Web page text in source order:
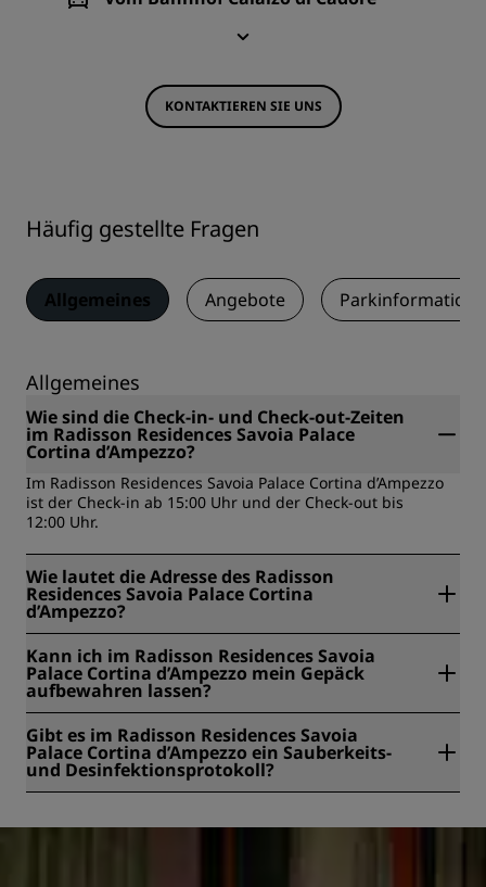
KONTAKTIEREN SIE UNS
Häufig gestellte Fragen
Allgemeines Angebote
Allgemeines
Wie sind die Check-in- und Check-out-Zeiten
im Radisson Residences Savoia Palace
Cortina d’Ampezzo?
Im Radisson Residences Savoia Palace Cortina d’Ampezzo
ist der Check-in ab 15:00 Uhr und der Check-out bis
12:00 Uhr.
Wie lautet die Adresse des Radisson
Residences Savoia Palace Cortina
d’Ampezzo?
befindet sich in Via Roma 37, Cortina d’Ampezzo, Italien.
Kann ich im Radisson Residences Savoia
Palace Cortina d’Ampezzo mein Gepäck
aufbewahren lassen?
d’Ampezzo wird eine Gepäckaufbewahrung angeboten.
Gibt es im Radisson Residences Savoia
Palace Cortina d’Ampezzo ein Sauberkeits-
und Desinfektionsprotokoll?